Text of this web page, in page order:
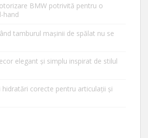
BMW potrivită pentru o
hand
tamburul mașinii de spălat nu se
elegant și simplu inspirat de stilul
hidratări corecte pentru articulații și